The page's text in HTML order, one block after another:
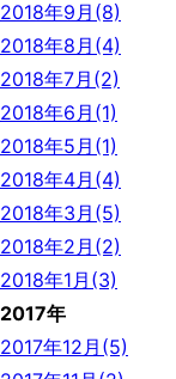
2018年9月(8)
2018年8月(4)
2018年7月(2)
2018年6月(1)
2018年5月(1)
2018年4月(4)
2018年3月(5)
2018年2月(2)
2018年1月(3)
2017年
2017年12月(5)